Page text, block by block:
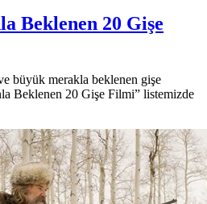
Beklenen 20 Gişe
büyük merakla beklenen gişe
Beklenen 20 Gişe Filmi” listemizde